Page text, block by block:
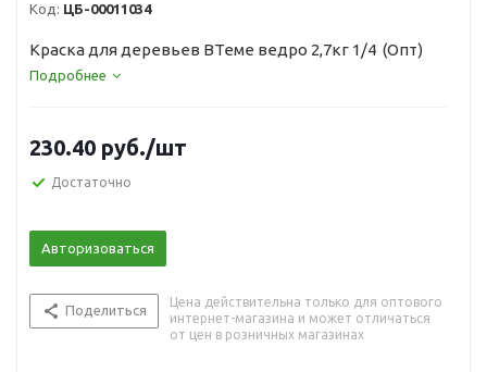
Код: ЦБ-00011034
Краска для деревьев ВТеме ведро 2,7кг 1/4 (Опт)
Подробнее
230.40 руб./шт
Достаточно
Авторизоваться
Поделиться
Цена действительна только для оптового
интернет-магазина и может отличаться
от цен в розничных магазинах